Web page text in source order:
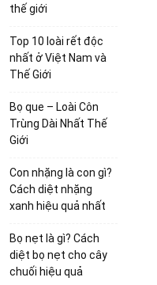
thế giới
Top 10 loài rết độc
nhất ở Việt Nam và
Thế Giới
Bọ que – Loài Côn
Trùng Dài Nhất Thế
Giới
Con nhặng là con gì?
Cách diệt nhặng
xanh hiệu quả nhất
Bọ nẹt là gì? Cách
diệt bọ nẹt cho cây
chuối hiệu quả